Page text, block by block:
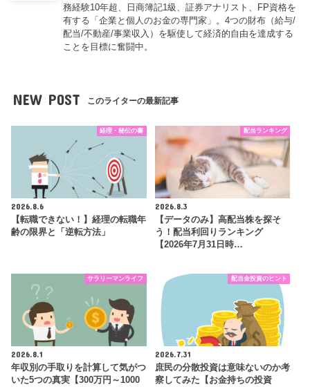
務経験10年超、日商簿記1級、証券アナリスト、FP資格を
有する「企業と個人のお金の専門家」。4つの財布（給与/
配当/不動産/事業収入）を駆使して経済的自由を達成する
ことを目標に奮闘中。
NEW POST このライターの最新記事
経理・秘伝の書
2026.8.6
【転職できない！】経理の転職年
齢の限界と「逆転方法」
配当ランキング
2026.8.3
【データのみ】高配当株を探そ
う！配当利回りランキング
【2026年7月31日時…
サラリーマンライフ
2026.8.1
年収別の手取りを計算して気がつ
いた5つの真実【300万円～1000
配当金投資のヒント
2026.7.31
庶民の分散投資は意味ないのか考
察してみた【お金持ちの投資